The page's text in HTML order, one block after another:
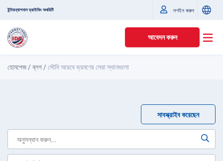
ইন্টারন্যাশনাল ড্রাইভিং অথরিটি লগইন করুন
আবেদন করুন
হোমপেজ/ব্লগ /সৌদি আরবে ভ্রমণের সেরা স্থানগুলো
সাবস্ক্রাইব করেছেন